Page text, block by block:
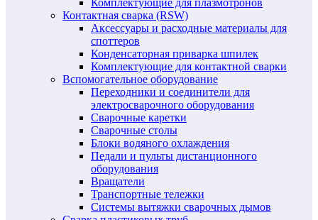
Контактная сварка (RSW)
Аксессуары и расходные материалы для
споттеров
Конденсаторная приварка шпилек
Комплектующие для контактной сварки
Вспомогательное оборудование
Переходники и соединители для
электросварочного оборудования
Сварочные каретки
Сварочные столы
Блоки водяного охлаждения
Педали и пульты дистанционного
оборудования
Вращатели
Транспортные тележки
Системы вытяжки сварочных дымов